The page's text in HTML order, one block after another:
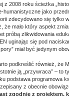
2008 roku ścieżka
jako
zdecydowano się tylko
mało który aspekt
próbą zlikwidowania
uginając się pod
miał być jedynym
podkreślić również, że
ją „przywraca” – to
podstawa programowa
z obecnie
zgodnie z projektem,